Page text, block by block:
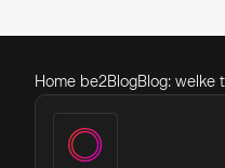
Home be2BlogBlog: welke